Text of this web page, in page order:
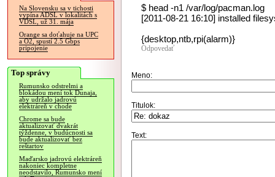
Na Slovensku sa v tichosti
vypína ADSL v lokalitách s
VDSL, už 31. mája
Orange sa doťahuje na UPC
a O2, spustí 2.5 Gbps
pripojenie
Top správy
Rumunsko odstrelmi a
blokádou mení tok Dunaja,
aby udržalo jadrovú
elektráreň v chode
Chrome sa bude
aktualizovať dvakrát
týždenne, v budúcnosti sa
bude aktualizovať bez
reštartov
Maďarsko jadrovú elektráreň
nakoniec kompletne
neodstavilo, Rumunsko mení
$ head -n1 /var/log/pacman.log
[2011-08-21 16:10] installed
{desktop,ntb,rpi(alarm)}
Odpovedať
Meno:
Titulok:
Text: